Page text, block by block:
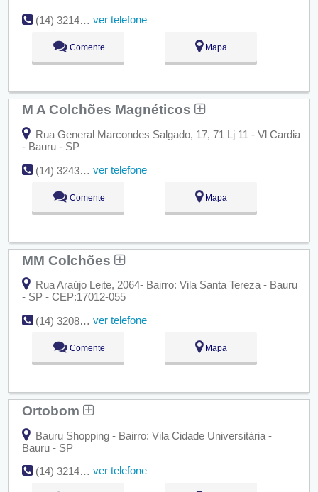
(14) 3214-4204
ver telefone
Comente Mapa
M A Colchões Magnéticos
Rua General Marcondes Salgado, 17, 71 Lj 11 - Vl Cardia
- Bauru - SP
(14) 3243-7050
ver telefone
Comente Mapa
MM Colchões
Rua Araújo Leite, 2064- Bairro: Vila Santa Tereza - Bauru
- SP - CEP:17012-055
(14) 3208-7713
ver telefone
Comente Mapa
Ortobom
Bauru Shopping - Bairro: Vila Cidade Universitária -
Bauru - SP
(14) 3214-3195
ver telefone